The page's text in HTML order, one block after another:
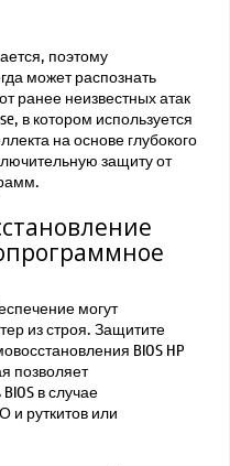
поэтому
может распознать
ранее неизвестных атак
в котором используется
на основе глубокого
защиту от
могут
из строя. Защитите
BIOS HP
позволяет
в случае
и руткитов или